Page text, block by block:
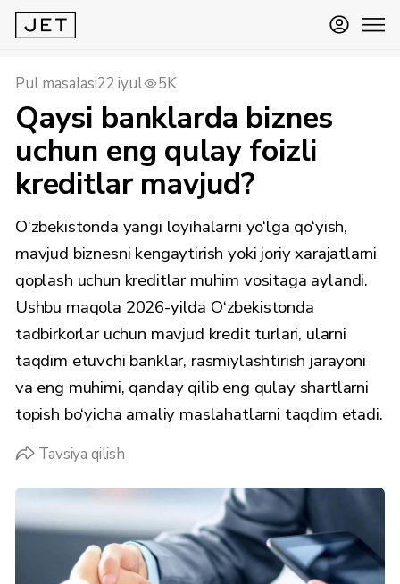
Pul masalasi22 iyul 5K
Qaysi banklarda biznes
uchun eng qulay foizli
kreditlar mavjud?
O‘zbekistonda yangi loyihalarni yo‘lga qo‘yish,
mavjud biznesni kengaytirish yoki joriy xarajatlarni
qoplash uchun kreditlar muhim vositaga aylandi.
Ushbu maqola 2026-yilda O‘zbekistonda
tadbirkorlar uchun mavjud kredit turlari, ularni
taqdim etuvchi banklar, rasmiylashtirish jarayoni
va eng muhimi, qanday qilib eng qulay shartlarni
topish bo‘yicha amaliy maslahatlarni taqdim etadi.
Tavsiya qilish